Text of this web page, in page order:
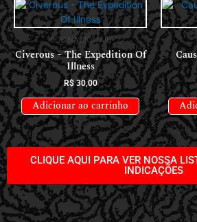
CDS NACIONAIS
Civerous – The Expedition Of
Illness
R$30,00
Adicionar ao carrinho
CLIQUE AQUI PARA VER NOSSA
INDICAÇÕES